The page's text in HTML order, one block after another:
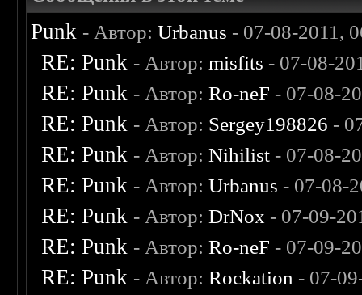
Punk - Автор:Urbanus - 07-08-2011,
RE: Punk - Автор:misfits - 07-08-
RE: Punk - Автор:Ro-neF - 07-08-
RE: Punk - Автор: Sergey198826 -
RE: Punk - Автор:Nihilist - 07-08-
RE: Punk - Автор:Urbanus - 07-08-
RE: Punk - Автор:DrNox - 07-09-
RE: Punk - Автор:Ro-neF - 07-09-
RE: Punk - Автор:Rockation - 07-